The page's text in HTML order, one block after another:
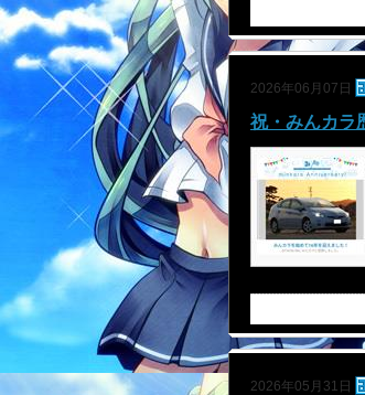
2026年06月07日
祝・みんカラ
2026年05月31日